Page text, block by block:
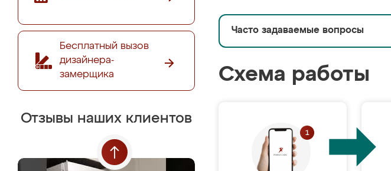
Бесплатный вызов
дизайнера-
замерщика
Отзывы наших клиентов
Часто задаваемые вопросы
Схема работы